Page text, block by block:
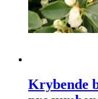
Krybende